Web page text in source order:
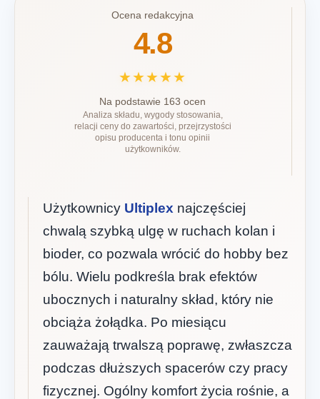
Ocena redakcyjna
4.8
★★★★★
Na podstawie 163 ocen
Analiza składu, wygody stosowania,
relacji ceny do zawartości, przejrzystości
opisu producenta i tonu opinii
użytkowników.
Użytkownicy Ultiplex najczęściej
chwalą szybką ulgę w ruchach kolan i
bioder, co pozwala wrócić do hobby bez
bólu. Wielu podkreśla brak efektów
ubocznych i naturalny skład, który nie
obciąża żołądka. Po miesiącu
zauważają trwalszą poprawę, zwłaszcza
podczas dłuższych spacerów czy pracy
fizycznej. Ogólny komfort życia rośnie, a